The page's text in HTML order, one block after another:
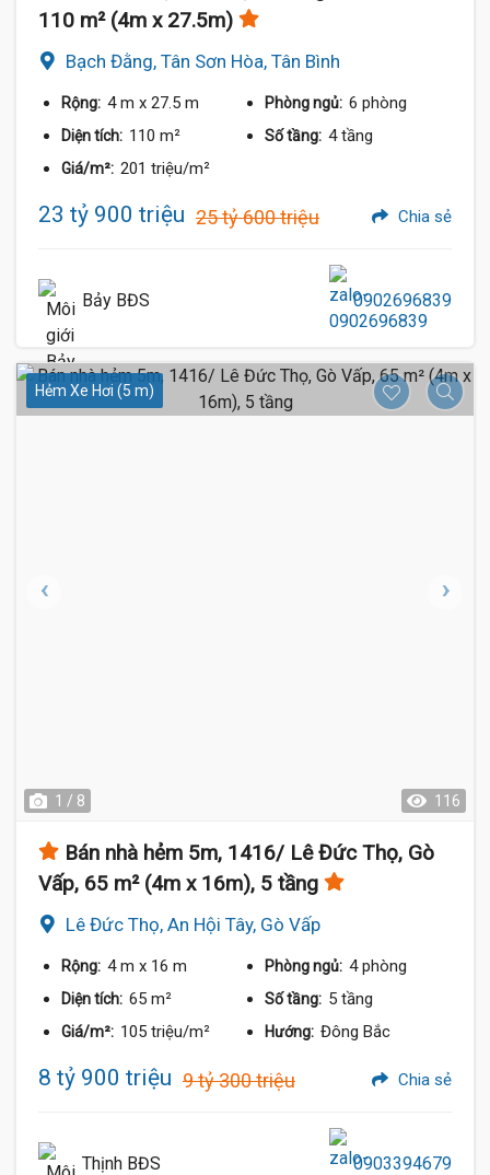
110 m² (4m x 27.5m)
Bạch Đằng, Tân Sơn Hòa, Tân Bình
Rộng: 4 m x 27.5 m Phòng ngủ: 6 phòng
Diện tích: 110 m² Số tầng: 4 tầng
Giá/m²: 201 triệu/m²
23 tỷ 900 triệu 25 tỷ 600 triệu Chia sẻ
Bảy BĐS 0902696839
Hẻm Xe Hơi (5 m)
1 / 8 116
Bán nhà hẻm 5m, 1416/ Lê Đức Thọ, Gò
Vấp, 65 m² (4m x 16m), 5 tầng
Lê Đức Thọ, An Hội Tây, Gò Vấp
Rộng: 4 m x 16 m Phòng ngủ: 4 phòng
Diện tích: 65 m² Số tầng: 5 tầng
Giá/m²: 105 triệu/m² Hướng: Đông Bắc
8 tỷ 900 triệu 9 tỷ 300 triệu Chia sẻ
Thịnh BĐS 0903394679